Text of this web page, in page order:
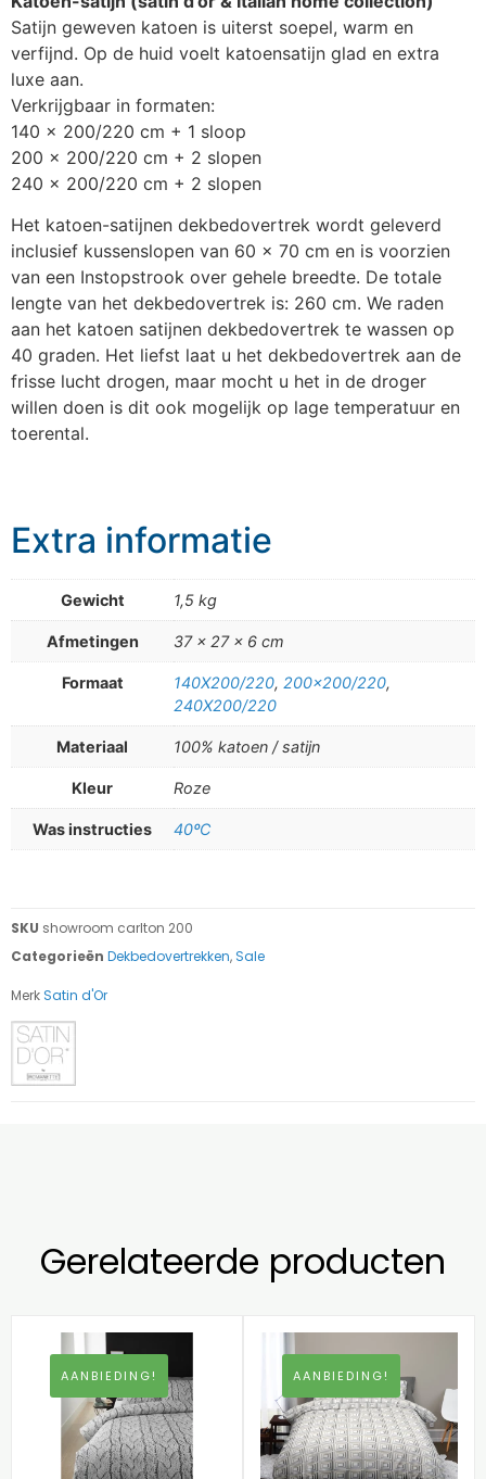
Satijn geweven katoen is uiterst soepel, warm en
verfijnd. Op de huid voelt katoensatijn glad en extra
luxe aan.
Verkrijgbaar in formaten:
140 x 200/220 cm + 1 sloop
200 x 200/220 cm + 2 slopen
240 x 200/220 cm + 2 slopen
Het katoen-satijnen dekbedovertrek wordt geleverd
inclusief kussenslopen van 60 x 70 cm en is voorzien
van een Instopstrook over gehele breedte. De totale
lengte van het dekbedovertrek is: 260 cm. We raden
aan het katoen satijnen dekbedovertrek te wassen op
40 graden. Het liefst laat u het dekbedovertrek aan de
frisse lucht drogen, maar mocht u het in de droger
willen doen is dit ook mogelijk op lage temperatuur en
toerental.
Extra informatie
Gewicht 1,5 kg
Afmetingen 37 × 27 × 6 cm
Formaat 140X200/220, 200×200/220,
240X200/220
Materiaal 100% katoen / satijn
Kleur Roze
Was instructies 40ºC
SKU showroom carlton 200
Categorieën Dekbedovertrekken, Sale
Merk Satin d'Or
Gerelateerde producten
AANBIEDING! AANBIEDING!